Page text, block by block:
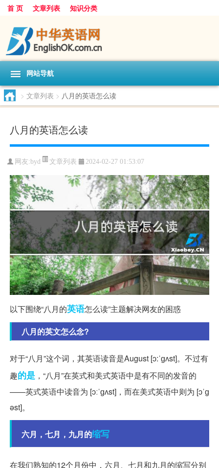
首 页 文章列表 知识分类
网站导航
> 文章列表 > 八月的英语怎么读
八月的英语怎么读
网友:byd 文章列表 2024-02-27 01:53:07
以下围绕“八月的英语怎么读”主题解决网友的困惑
八月的英文怎么念?
对于“八月”这个词，其英语读音是August [ɔ:ˈɡʌst]。不过有
趣的是 ，“八月”在英式和美式英语中是有不同的发音的
——英式英语中读音为 [ɔːˈɡʌst]，而在美式英语中则为 [ɔˈɡ
əst]。
六月，七月，九月的缩写
在我们熟知的12个月份中，六月、七月和九月的缩写分别